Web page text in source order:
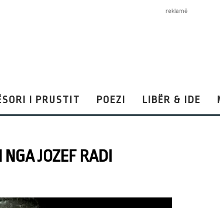
reklamë
I PRUSTIT POEZI LIBËR & IDE
JOZEF RADI